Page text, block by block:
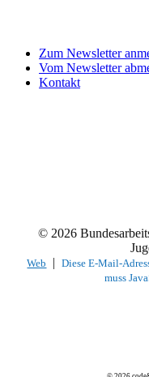
Zum Newsletter
Vom Newsletter
Kontakt
© 2026
Web |Diese E-Mail-
muss